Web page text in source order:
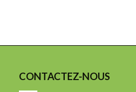
CONTACTEZ-NOUS